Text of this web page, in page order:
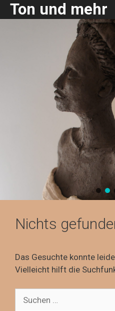
Zum
InhaltTon und mehr
Nichts
Das Gesuchte konnte
Vielleicht hilft die